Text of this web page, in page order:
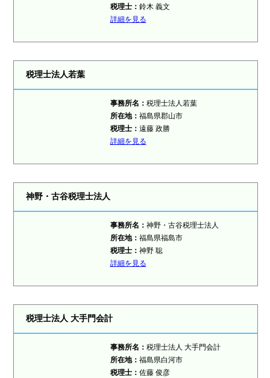
税理士： 鈴木 義文
詳細を見る
税理士法人若葉
事務所名： 税理士法人若葉
所在地： 福島県郡山市
税理士： 遠藤 政勝
詳細を見る
神野・古谷税理士法人
事務所名： 神野・古谷税理士法人
所在地： 福島県福島市
税理士： 神野 聡
詳細を見る
税理士法人 大手門会計
事務所名： 税理士法人 大手門会計
所在地： 福島県白河市
税理士： 佐藤 俊彦